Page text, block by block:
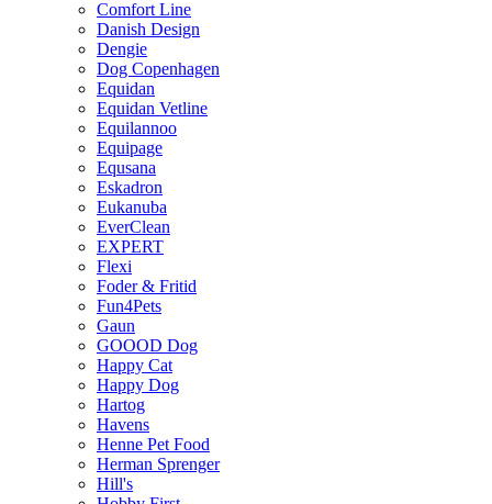
Comfort Line
Danish Design
Dengie
Dog Copenhagen
Equidan
Equidan Vetline
Equilannoo
Equipage
Equsana
Eskadron
Eukanuba
EverClean
EXPERT
Flexi
Foder & Fritid
Fun4Pets
Gaun
GOOOD Dog
Happy Cat
Happy Dog
Hartog
Havens
Henne Pet Food
Herman Sprenger
Hill's